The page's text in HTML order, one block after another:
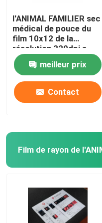
l'ANIMAL FAMILIER sec
médical de pouce du
film 10x12 de la
résolution 320dpi a
basé l'imprimante
thermique Film
meilleur prix
Contact
Film de rayon de